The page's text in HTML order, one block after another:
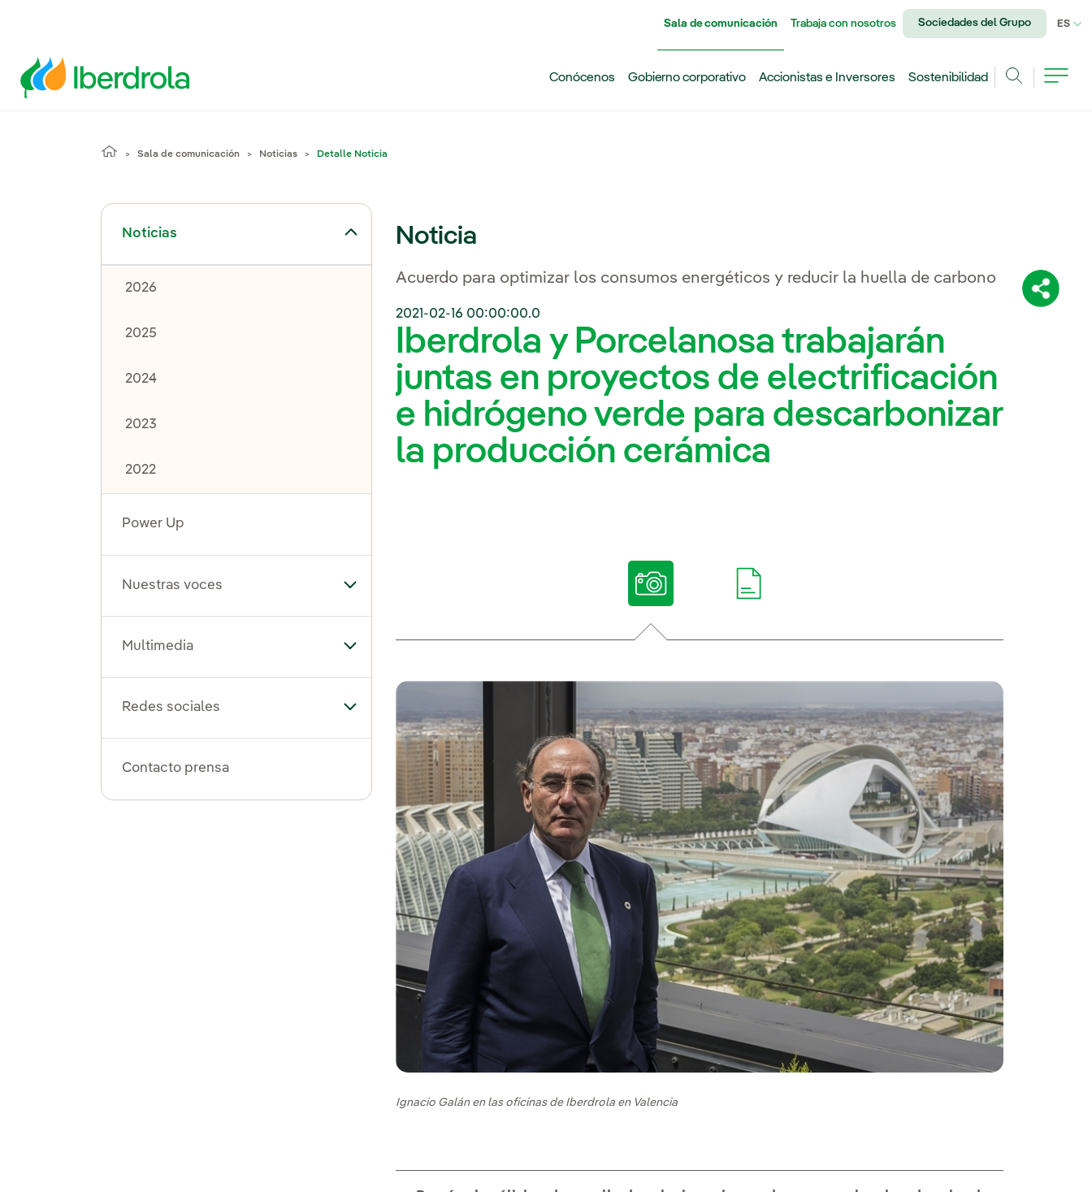
Sala de comunicación Trabaja con nosotros Sociedades del Grupo ES
Conócenos Gobierno corporativo Accionistas e Inversores
Sostenibilidad
Sala de comunicación Noticias Detalle Noticia
Noticias
Alternar el submenú para Noticias
2026
2025
2024
2023
2022
Power Up
Nuestras voces Alternar el submenú para Nuestras voces
Multimedia Alternar el submenú para Multimedia
Redes sociales Alternar el submenú para Redes sociales
Contacto prensa
Noticia
Acuerdo para optimizar los consumos energéticos y reducir la huella de carbono
2021-02-16 00:00:00.0
Iberdrola y Porcelanosa trabajarán
juntas en proyectos de electrificación
e hidrógeno verde para descarbonizar
la producción cerámica
Ignacio Galán en las oficinas de Iberdrola en Valencia